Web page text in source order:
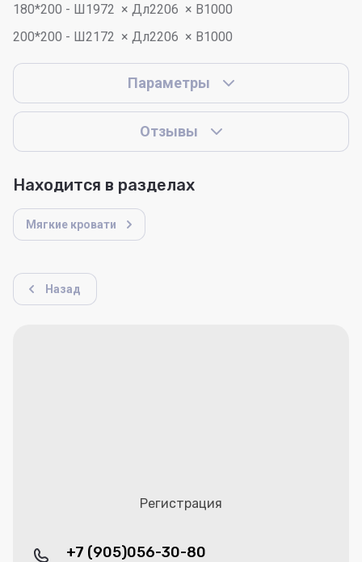
180*200 - Ш1972 × Дл2206 × В1000
200*200 - Ш2172 × Дл2206 × В1000
Параметры
Отзывы
Находится в разделах
Мягкие кровати
Назад
Регистрация
+7 (905)056-30-80